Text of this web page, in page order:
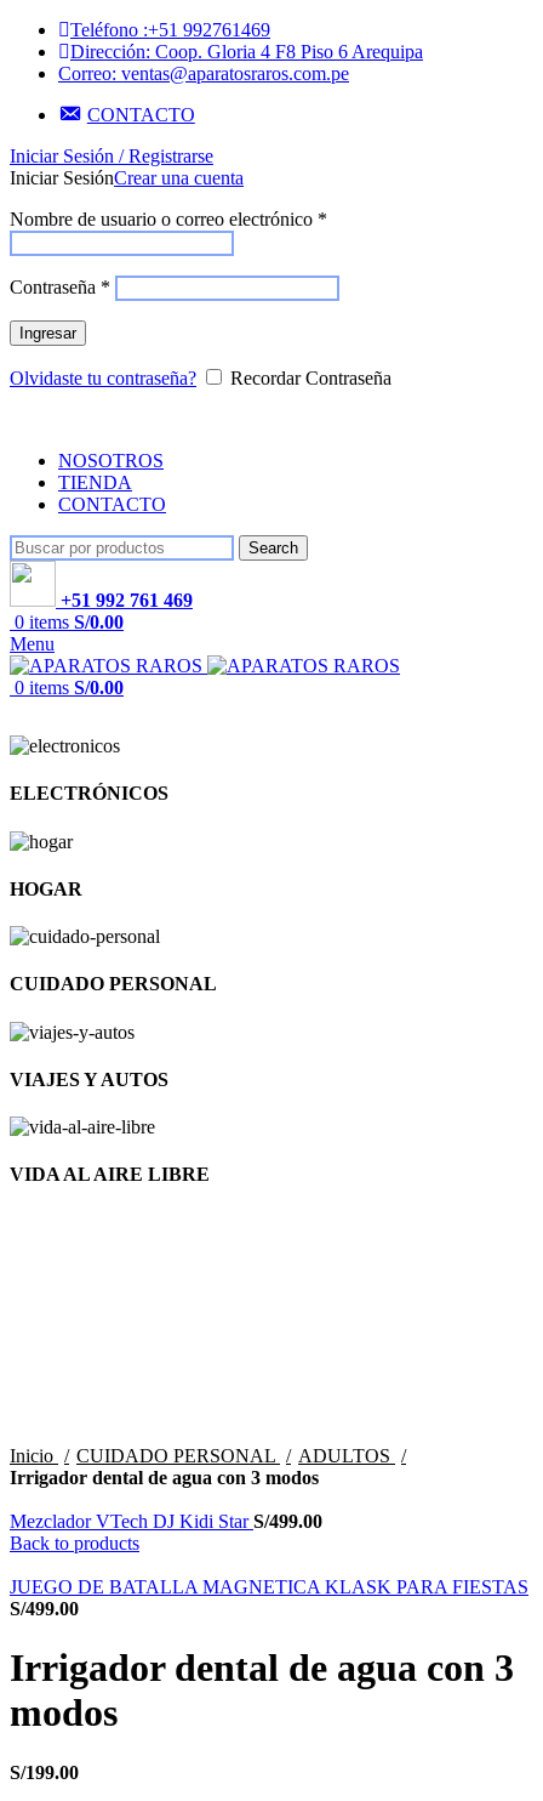
Teléfono :+51 992761469
Dirección: Coop. Gloria 4 F8 Piso 6 Arequipa
Correo: ventas@aparatosraros.com.pe
CONTACTO
Iniciar Sesión / Registrarse
Iniciar SesiónCrear una cuenta
Nombre de usuario o correo electrónico *
Contraseña *
Ingresar
Olvidaste tu contraseña? Recordar Contraseña
NOSOTROS
TIENDA
CONTACTO
Search
+51 992 761 469
0 items S/0.00
Menu
0 items S/0.00
ELECTRÓNICOS
HOGAR
CUIDADO PERSONAL
VIAJES Y AUTOS
VIDA AL AIRE LIBRE
Inicio CUIDADO PERSONAL
ADULTOS
Irrigador dental de agua con 3 modos
Mezclador VTech DJ Kidi StarS/499.00
Back to products
JUEGO DE BATALLA MAGNETICA KLASK PARA FIESTAS
S/499.00
Irrigador dental de agua con 3
modos
S/199.00